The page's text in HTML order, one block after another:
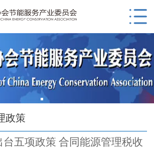
政策
五项政策 合同能源管理税收